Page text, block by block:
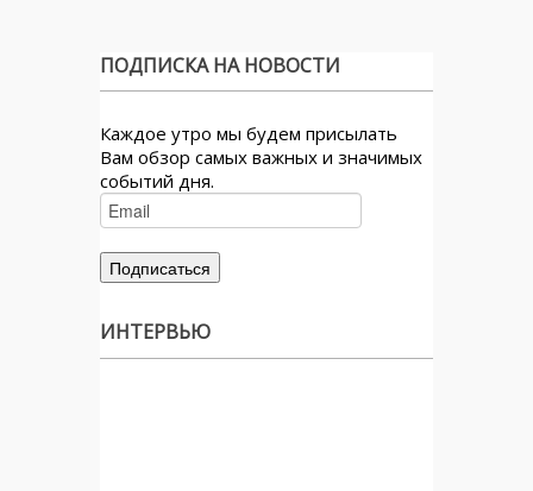
ПОДПИСКА НА НОВОСТИ
Каждое утро мы будем присылать
Вам обзор самых важных и значимых
событий дня.
ИНТЕРВЬЮ